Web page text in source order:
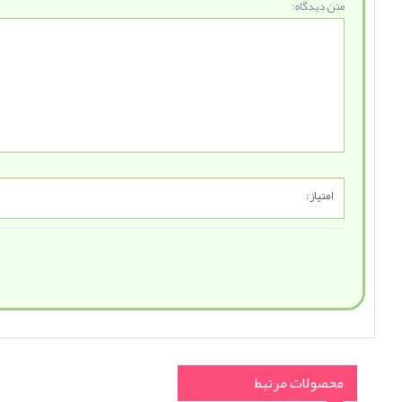
متن دیدگاه:
امتیاز:
محصولات مرتبط